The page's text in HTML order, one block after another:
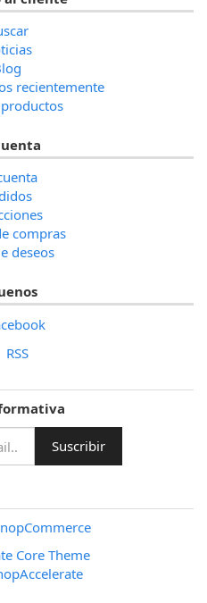
recientemente
compras
deseos
RSS
nopCommerce
Core Theme